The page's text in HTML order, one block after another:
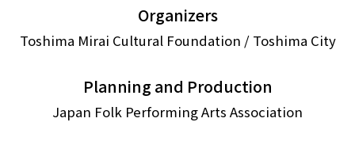
Organizers
Toshima Mirai Cultural Foundation / Toshima City
Planning and Production
Japan Folk Performing Arts Association